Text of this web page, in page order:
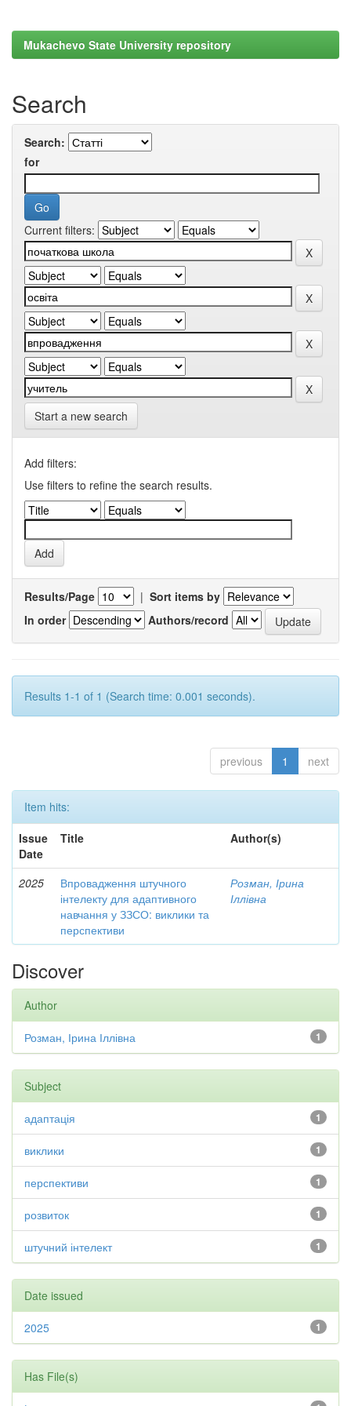
Mukachevo State University repository
Search
Search:
for
Current filters:
Start a new search
Add filters:
Use filters to refine the search results.
Results/Page | Sort items by
In order
Authors/record
Results 1-1 of 1 (Search time: 0.001 seconds).
previous 1 next
Item hits:
Issue
Date
Title Author(s)
2025
Впровадження штучного
інтелекту для адаптивного
навчання у ЗЗСО: виклики та
перспективи
Розман, Ірина
Іллівна
Discover
Author
1
Розман, Ірина Іллівна
Subject
1
адаптація
1
виклики
1
перспективи
1
розвиток
1
штучний інтелект
Date issued
1
2025
Has File(s)